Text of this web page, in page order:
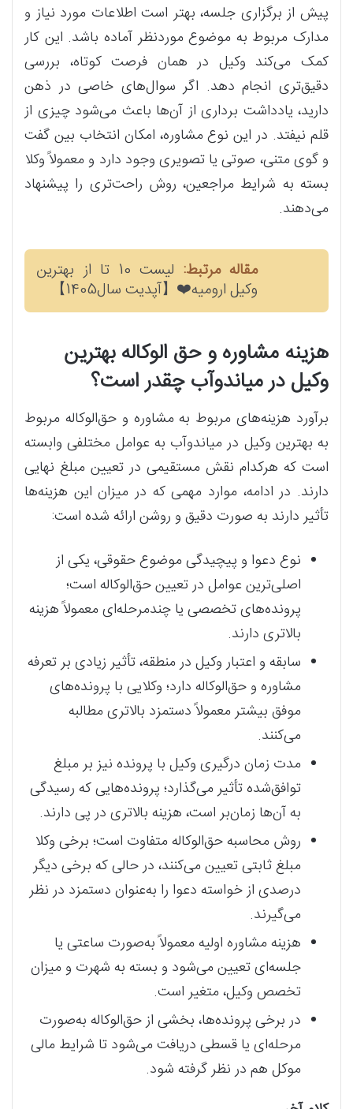
پیش از برگزاری جلسه، بهتر است اطلاعات مورد نیاز و
مدارک مربوط به موضوع موردنظر آماده باشد. این کار
کمک می‌کند وکیل در همان فرصت کوتاه، بررسی
دقیق‌تری انجام دهد. اگر سوال‌های خاصی در ذهن
دارید، یادداشت‌ برداری از آن‌ها باعث می‌شود چیزی از
قلم نیفتد. در این نوع مشاوره، امکان انتخاب بین گفت‌
و گوی متنی، صوتی یا تصویری وجود دارد و معمولاً وکلا
بسته به شرایط مراجعین، روش راحت‌تری را پیشنهاد
می‌دهند.
مقاله مرتبط: لیست 10 تا از بهترین
وکیل ارومیه❤️【آپدیت سال1405】
هزینه مشاوره و حق الوکاله بهترین
وکیل در میاندوآب چقدر است؟
برآورد هزینه‌های مربوط به مشاوره و حق‌الوکاله مربوط
به بهترین وکیل در میاندوآب به عوامل مختلفی وابسته
است که هرکدام نقش مستقیمی در تعیین مبلغ نهایی
دارند. در ادامه، موارد مهمی که در میزان این هزینه‌ها
تأثیر دارند به صورت دقیق و روشن ارائه شده است:
نوع دعوا و پیچیدگی موضوع حقوقی، یکی از
اصلی‌ترین عوامل در تعیین حق‌الوکاله است؛
پرونده‌های تخصصی یا چندمرحله‌ای معمولاً هزینه
بالاتری دارند.
سابقه و اعتبار وکیل در منطقه، تأثیر زیادی بر تعرفه
مشاوره و حق‌الوکاله دارد؛ وکلایی با پرونده‌های
موفق بیشتر معمولاً دستمزد بالاتری مطالبه
می‌کنند.
مدت‌ زمان درگیری وکیل با پرونده نیز بر مبلغ
توافق‌شده تأثیر می‌گذارد؛ پرونده‌هایی که رسیدگی
به آن‌ها زمان‌بر است، هزینه بالاتری در پی دارند.
روش محاسبه حق‌الوکاله متفاوت است؛ برخی وکلا
مبلغ ثابتی تعیین می‌کنند، در حالی که برخی دیگر
درصدی از خواسته دعوا را به‌عنوان دستمزد در نظر
می‌گیرند.
هزینه مشاوره اولیه معمولاً به‌صورت ساعتی یا
جلسه‌ای تعیین می‌شود و بسته به شهرت و میزان
تخصص وکیل، متغیر است.
در برخی پرونده‌ها، بخشی از حق‌الوکاله به‌صورت
مرحله‌ای یا قسطی دریافت می‌شود تا شرایط مالی
موکل هم در نظر گرفته شود.